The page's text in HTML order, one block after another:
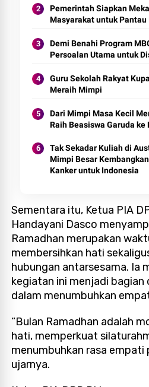
Pemerintah Siapkan
Masyarakat untuk Pantau
Demi Benahi Program
Persoalan Utama untuk
Guru Sekolah Rakyat
Meraih Mimpi
Dari Mimpi Masa Kecil
Raih Beasiswa Garuda ke
Tak Sekadar Kuliah di
Mimpi Besar
Kanker untuk Indonesia
Sementara itu, Ketua PIA
Handayani Dasco
Ramadhan merupakan
membersihkan hati
hubungan antarsesama. Ia
kegiatan ini menjadi bagian
dalam menumbuhkan
“Bulan Ramadhan adalah
hati, memperkuat
menumbuhkan rasa empati
ujarnya.